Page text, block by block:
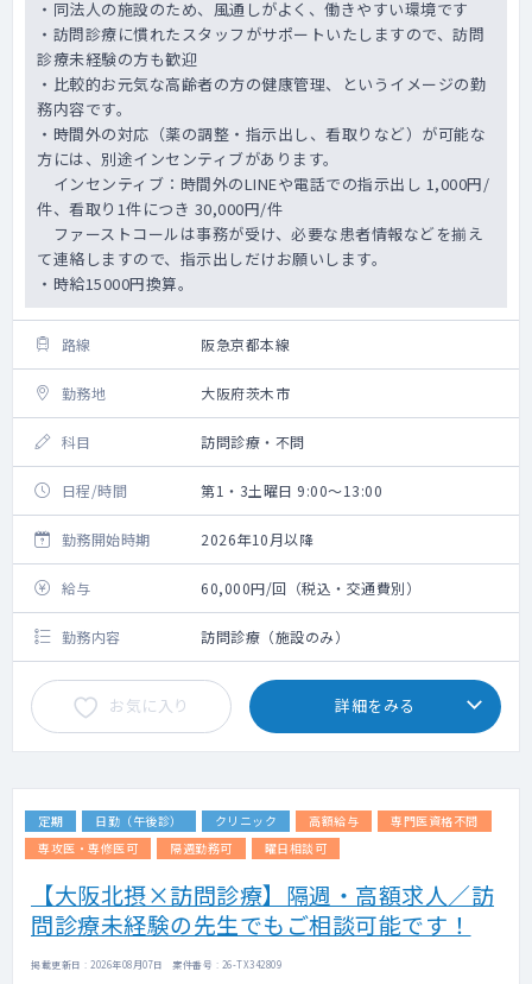
・同法人の施設のため、風通しがよく、働きやすい環境です
・訪問診療に慣れたスタッフがサポートいたしますので、訪問
診療未経験の方も歓迎
・比較的お元気な高齢者の方の健康管理、というイメージの勤
務内容です。
・時間外の対応（薬の調整・指示出し、看取りなど）が可能な
方には、別途インセンティブがあります。
インセンティブ：時間外のLINEや電話での指示出し 1,000円/
件、看取り1件につき 30,000円/件
ファーストコールは事務が受け、必要な患者情報などを揃え
て連絡しますので、指示出しだけお願いします。
・時給15000円換算。
路線 阪急京都本線
勤務地 大阪府茨木市
科目 訪問診療・不問
日程/時間 第1・3土曜日 9:00～13:00
勤務開始時期 2026年10月以降
給与 60,000円/回（税込・交通費別）
勤務内容 訪問診療（施設のみ）
お気に入り 詳細をみる
定期 日勤（午後診） クリニック 高額給与
専門医資格不問
専攻医・専修医可
隔週勤務可 曜日相談可
【大阪北摂×訪問診療】隔週・高額求人／訪
問診療未経験の先生でもご相談可能です！
掲載更新日 : 2026年08月07日 案件番号 : 26-TX342809